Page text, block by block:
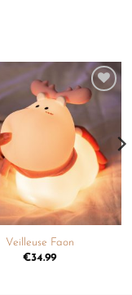
Ajouter
à la
liste de
souhaits
Veilleuse Faon
€34.99